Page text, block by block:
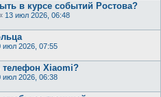
в курсе событий Ростова?
13 июл 2026, 06:48
июл 2026, 07:55
телефон Xiaomi?
июл 2026, 06:38